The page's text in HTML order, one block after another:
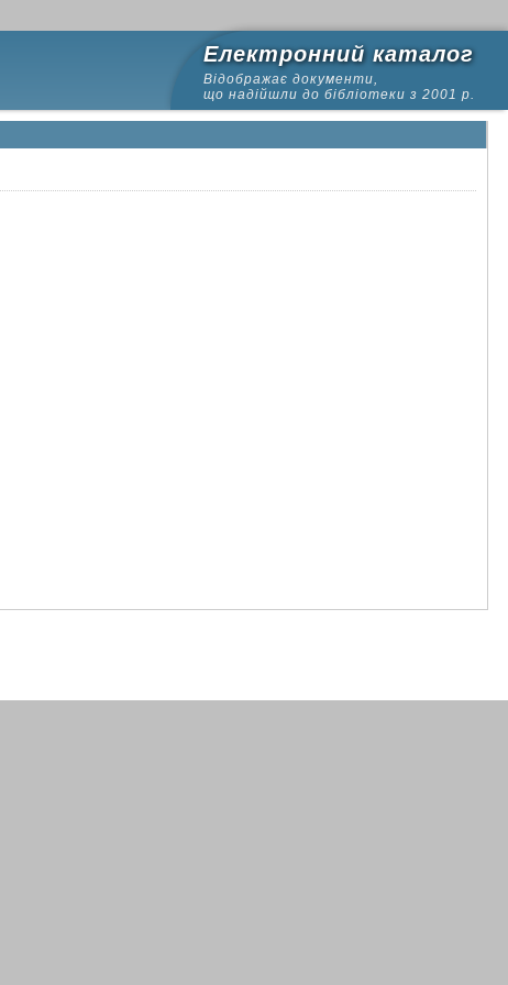
Електронний каталог
Відображає документи,
що надійшли до бібліотеки з 2001 р.